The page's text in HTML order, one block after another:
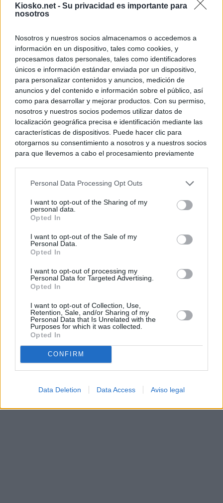
Kiosko.net - Su privacidad es importante para
nosotros
Nosotros y nuestros socios almacenamos o accedemos a
información en un dispositivo, tales como cookies, y
procesamos datos personales, tales como identificadores
únicos e información estándar enviada por un dispositivo,
para personalizar contenidos y anuncios, medición de
anuncios y del contenido e información sobre el público, así
como para desarrollar y mejorar productos. Con su permiso,
nosotros y nuestros socios podemos utilizar datos de
localización geográfica precisa e identificación mediante las
características de dispositivos. Puede hacer clic para
otorgarnos su consentimiento a nosotros y a nuestros socios
para que llevemos a cabo el procesamiento previamente
negar su consentimiento. Tenga en cuenta que algún
de su consentimiento, pero usted tiene el derecho de
rechazar tal procesamiento. Sus preferencias se aplicarán
cualquier momento entrando de nuevo en este sitio web o
visitando nuestra política de privacidad.
Personal Data Processing Opt Outs
I want to opt-out of the Sharing of my
personal data.
Opted In
I want to opt-out of the Sale of my
Personal Data.
Opted In
I want to opt-out of processing my
Personal Data for Targeted Advertising.
Opted In
I want to opt-out of Collection, Use,
Retention, Sale, and/or Sharing of my
Personal Data that Is Unrelated with the
Purposes for which it was collected.
Opted In
CONFIRM
Data Deletion Data Access Aviso legal